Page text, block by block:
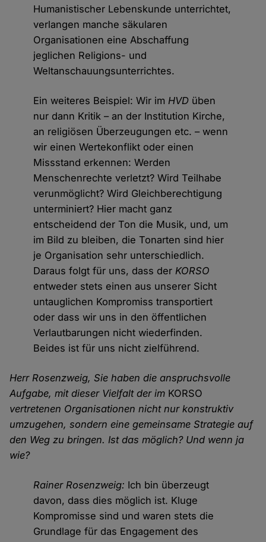
Humanistischer Lebenskunde unterrichtet,
verlangen manche säkularen
Organisationen eine Abschaffung
jeglichen Religions- und
Weltanschauungsunterrichtes.
Ein weiteres Beispiel: Wir imHVD üben
nur dann Kritik – an der Institution Kirche,
an religiösen Überzeugungen etc. – wenn
wir einen Wertekonflikt oder einen
Missstand erkennen: Werden
Menschenrechte verletzt? Wird Teilhabe
verunmöglicht? Wird Gleichberechtigung
unterminiert? Hier macht ganz
entscheidend der Ton die Musik, und, um
im Bild zu bleiben, die Tonarten sind hier
je Organisation sehr unterschiedlich.
Daraus folgt für uns, dass derKORSO
entweder stets einen aus unserer Sicht
untauglichen Kompromiss transportiert
oder dass wir uns in den öffentlichen
Verlautbarungen nicht wiederfinden.
Beides ist für uns nicht zielführend.
Herr Rosenzweig, Sie haben die anspruchsvolle
Aufgabe, mit dieser Vielfalt der im KORSO
vertretenen Organisationen nicht nur konstruktiv
umzugehen, sondern eine gemeinsame Strategie auf
den Weg zu bringen. Ist das möglich? Und wenn ja
wie?
Rainer Rosenzweig: Ich bin überzeugt
davon, dass dies möglich ist. Kluge
Kompromisse sind und waren stets die
Grundlage für das Engagement des